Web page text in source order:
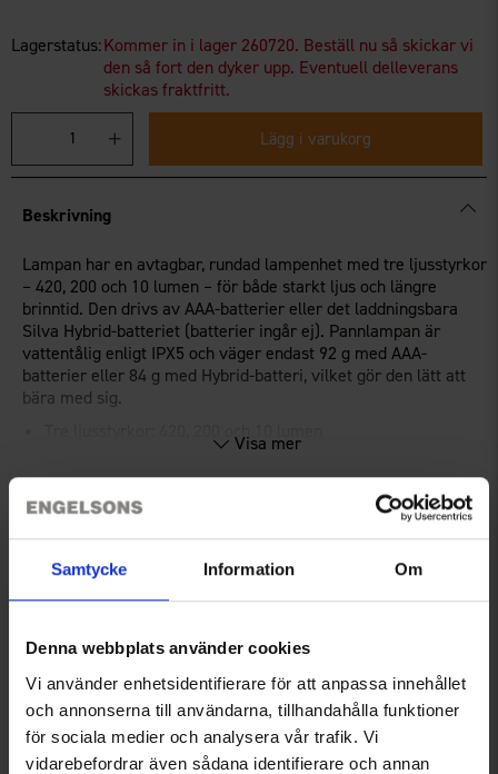
Samtycke Information Om
Denna webbplats använder cookies
Vi använder enhetsidentifierare för att anpassa innehållet
och annonserna till användarna, tillhandahålla funktioner
för sociala medier och analysera vår trafik. Vi
vidarebefordrar även sådana identifierare och annan
Lagerstatus:Kommer in i lager 260720. Beställ nu så skickar vi
den så fort den dyker upp. Eventuell delleverans
skickas fraktfritt.
Lägg i varukorg
Beskrivning
Lampan har en avtagbar, rundad lampenhet med tre ljusstyrkor
– 420, 200 och 10 lumen – för både starkt ljus och längre
brinntid. Den drivs av AAA-batterier eller det laddningsbara
Silva Hybrid-batteriet (batterier ingår ej). Pannlampan är
vattentålig enligt IPX5 och väger endast 92 g med AAA-
batterier eller 84 g med Hybrid-batteri, vilket gör den lätt att
bära med sig.
Avtagbar lampenhet, vattentålig enligt IPX5
Lätt och kompakt - enkel att ta med på alla äventyr
Visa mer